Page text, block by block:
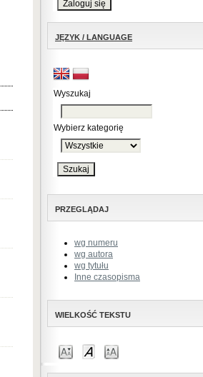
JĘZYK / LANGUAGE
Wyszukaj
Wybierz kategorię
PRZEGLĄDAJ
wg numeru
wg autora
wg tytułu
Inne czasopisma
WIELKOŚĆ TEKSTU